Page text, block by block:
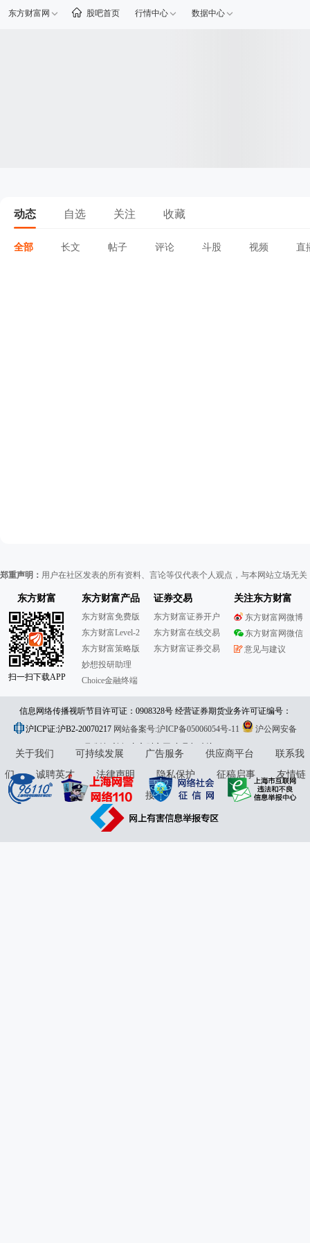
东方财富网 股吧首页 行情中心 数据中心
动态 自选 关注 收藏
全部 长文 帖子 评论 斗股 视频 直
郑重声明： 用户在社区发表的所有资料、言论等仅代表个人观点，与本网站立场无
东方财富
扫一扫下载APP
东方财富产品
东方财富免费版
东方财富Level-2
东方财富策略版
妙想投研助理
Choice金融终端
证券交易
东方财富证券开户
东方财富在线交易
东方财富证券交易
关注东方财富
东方财富网微博
东方财富网微信
意见与建议
信息网络传播视听节目许可证：0908328号 经营证券期货业务许可证编号：
913101046312860336 违法和不良信息举报:021-61278686 举报邮箱：
jubao@eastmoney.com
沪ICP证:沪B2-20070217 网站备案号:沪ICP备05006054号-11
沪公网安备
31010402000120号版权所有:东方财富网意见与建议:4000300059/952500
关于我们 可持续发展 广告服务 供应商平台
联系我
们
诚聘英才 法律声明 隐私保护 征稿启事
友情链
接